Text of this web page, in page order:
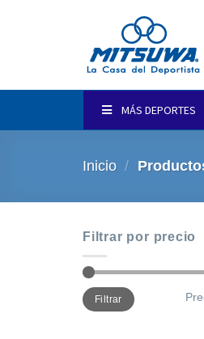
MÁS DEPORTES
Inicio /
Filtrar por precio
Precio
mínimo
Precio
máximo
Filtrar